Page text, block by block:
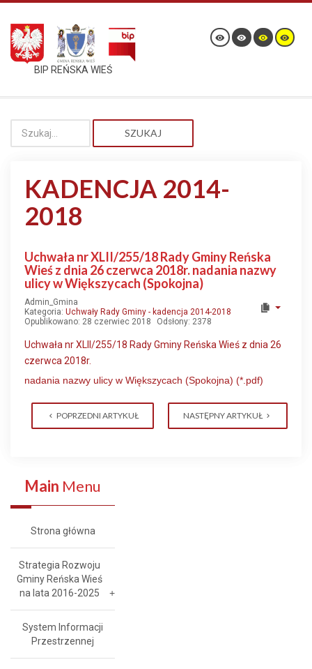
BIP REŃSKA WIEŚ
SZUKAJ
KADENCJA 2014-
2018
Uchwała nr XLII/255/18 Rady Gminy Reńska
Wieś z dnia 26 czerwca 2018r. nadania nazwy
ulicy w Większycach (Spokojna)
Admin_Gmina
Kategoria: Uchwały Rady Gminy - kadencja 2014-2018
Opublikowano: 28 czerwiec 2018
Odsłony: 2378
Uchwała nr XLII/255/18 Rady Gminy Reńska Wieś z dnia 26
czerwca 2018r.
nadania nazwy ulicy w Większycach (Spokojna) (*.pdf)
POPRZEDNI ARTYKUŁ NASTĘPNY ARTYKUŁ
Main Menu
Strona główna
Strategia Rozwoju
Gminy Reńska Wieś
na lata 2016-2025
System Informacji
Przestrzennej